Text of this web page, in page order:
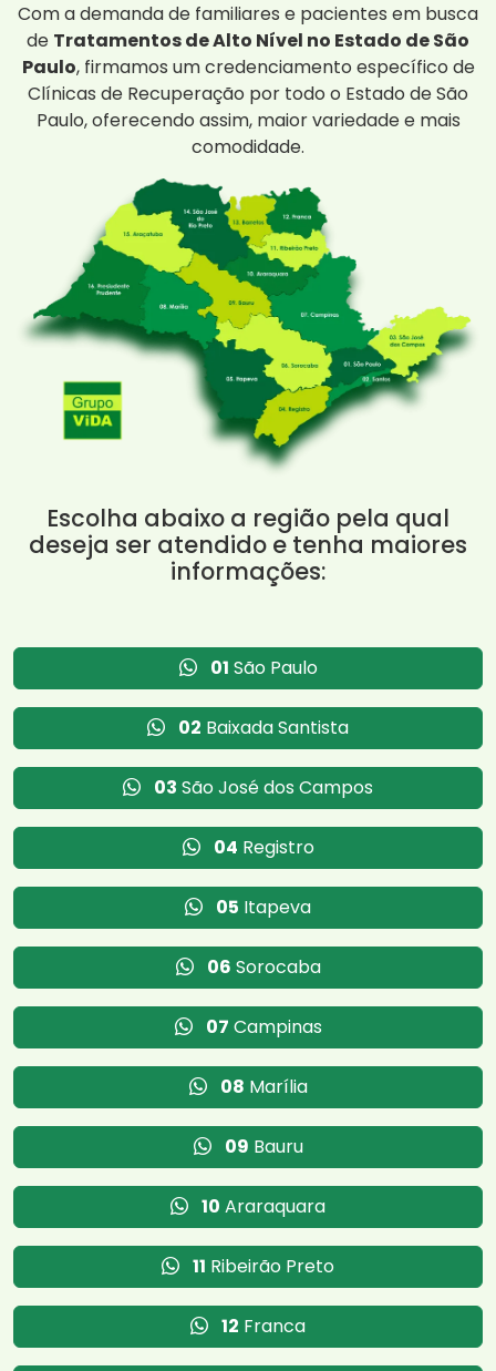
Com a demanda de familiares e pacientes em busca
de Tratamentos de Alto Nível no Estado de São
Paulo, firmamos um credenciamento específico de
Clínicas de Recuperação por todo o Estado de São
Paulo, oferecendo assim, maior variedade e mais
comodidade.
Escolha abaixo a região pela qual
deseja ser atendido e tenha maiores
informações:
01 São Paulo
02 Baixada Santista
03 São José dos Campos
04 Registro
05 Itapeva
06 Sorocaba
07 Campinas
08 Marília
09 Bauru
10 Araraquara
11 Ribeirão Preto
12 Franca